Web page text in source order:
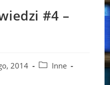
#4 –
2014
PostInne